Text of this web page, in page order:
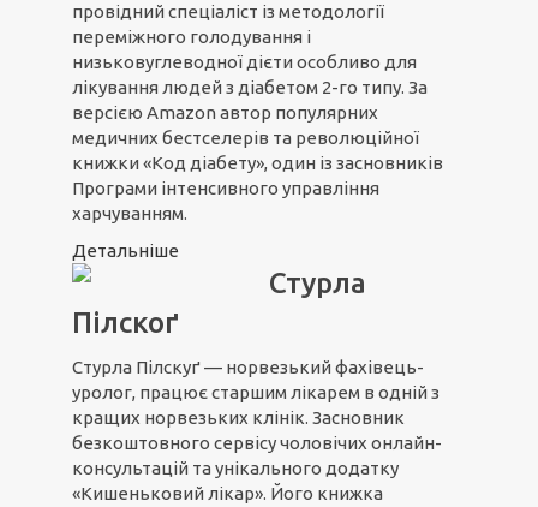
провідний спеціаліст із методології
переміжного голодування і
низьковуглеводної дієти особливо для
лікування людей з діабетом 2-го типу. За
версією Amazon автор популярних
медичних бестселерів та революційної
книжки «Код діабету», один із засновників
Програми інтенсивного управління
харчуванням.
Детальніше
Стурла
Пілскоґ
Стурла Пілскуґ — норвезький фахівець-
уролог, працює старшим лікарем в одній з
кращих норвезьких клінік. Засновник
безкоштовного сервісу чоловічих онлайн-
консультацій та унікального додатку
«Кишеньковий лікар». Його книжка